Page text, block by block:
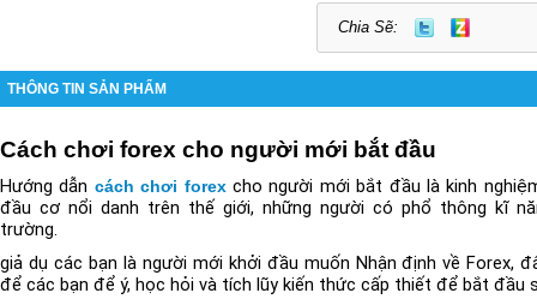
Chia Sẽ:
THÔNG TIN SẢN PHẨM
Cách chơi forex cho người mới bắt đầu
Hướng dẫn cách chơi forexcho người mới bắt đầu là kinh
đầu cơ nổi danh trên thế giới, những người có phổ thông kĩ
trường.
giả dụ các bạn là người mới khởi đầu muốn Nhận định về Forex,
để các bạn để ý, học hỏi và tích lũy kiến ​​thức cấp thiết để bắt đầu